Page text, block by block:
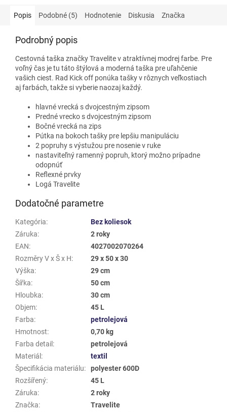
Popis Podobné (5) Hodnotenie Diskusia Značka
Podrobný popis
Cestovná taška značky Travelite v atraktívnej modrej farbe. Pre
voľný čas je tu táto štýlová a moderná taška pre uľahčenie
vašich ciest. Rad Kick off ponúka tašky v rôznych veľkostiach
aj farbách, takže si vyberie naozaj každý.
hlavné vrecká s dvojcestným zipsom
Predné vrecko s dvojcestným zipsom
Bočné vrecká na zips
Pútka na bokoch tašky pre lepšiu manipuláciu
2 popruhy s výstužou pre nosenie v ruke
nastaviteľný ramenný popruh, ktorý možno prípadne
odopnúť
Reflexné prvky
Logá Travelite
Dodatočné parametre
Kategória:
Bez koliesok
Záruka:
2 roky
EAN:
4027002070264
Rozměry V x Š x H:
29 x 50 x 30
Výška:
29 cm
Šířka:
50 cm
Hloubka:
30 cm
Objem:
45 L
Farba:
petrolejová
Hmotnost:
0,70 kg
Farba detail :
petrolejová
Materiál :
textil
Špecifikácia materiálu:
polyester 600D
Rozšířený:
45 L
Záruka:
2 roky
Značka:
Travelite